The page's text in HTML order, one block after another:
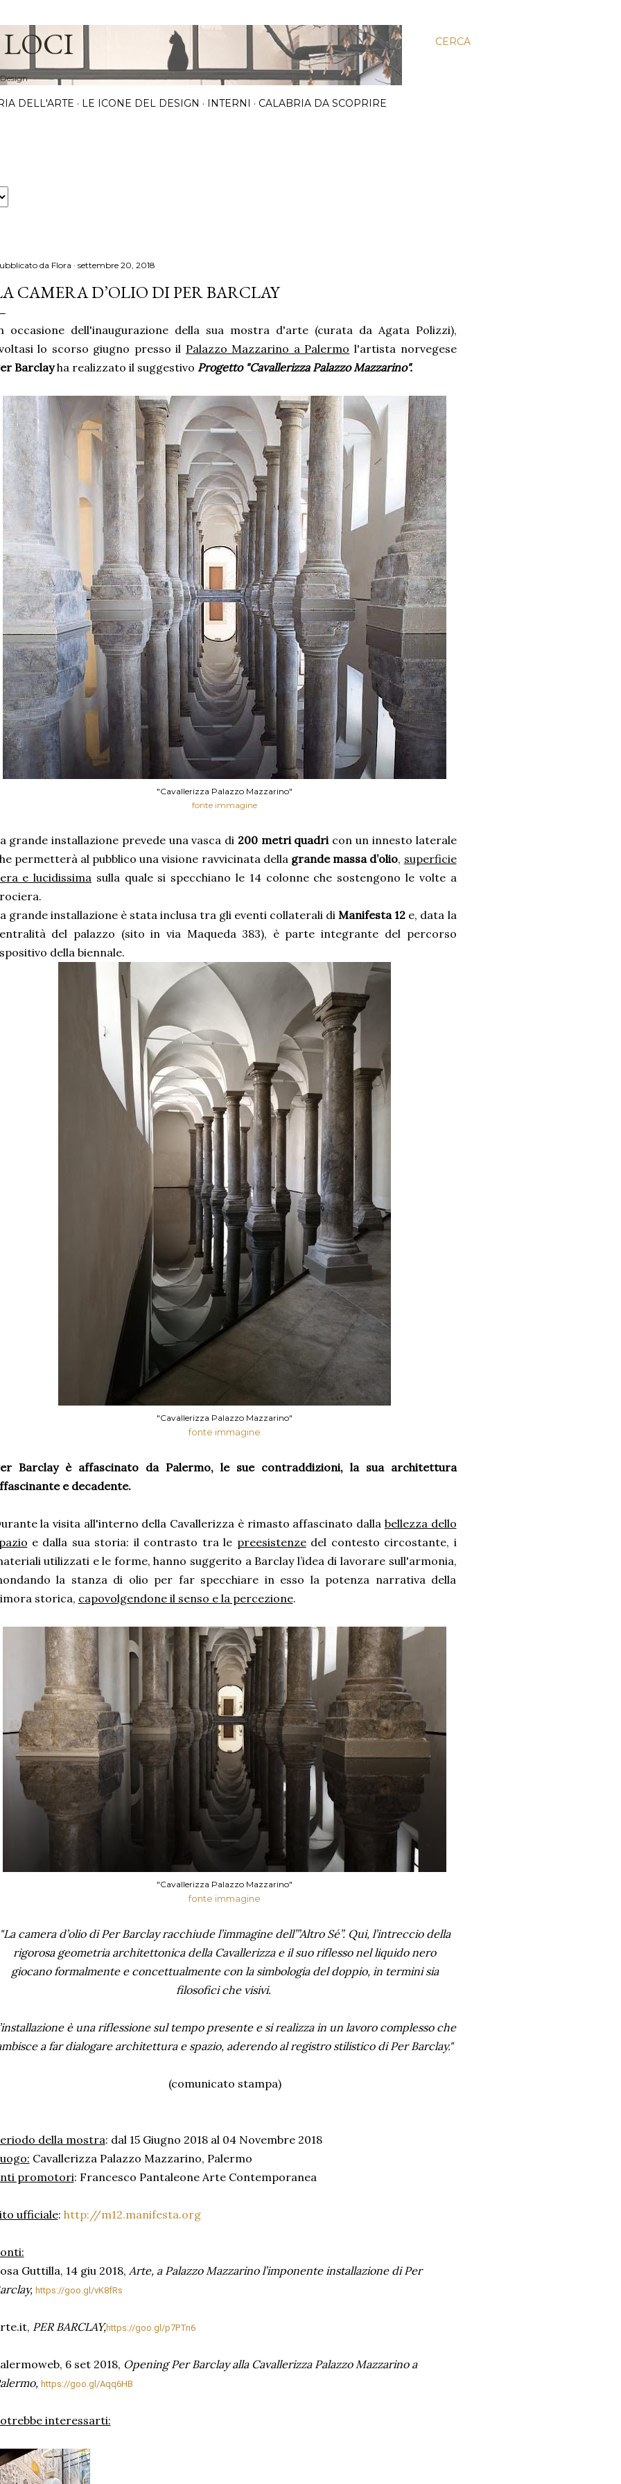
CERCA
DELL'ARTE LE ICONE DEL DESIGN INTERNI CALABRIA DA SCOPRIRE
da Flora settembre 20, 2018
CAMERA D’OLIO DI PER BARCLAY
occasione dell'inaugurazione della sua mostra d'arte (curata da Agata Polizzi),
lo scorso giugno presso il Palazzo Mazzarino a Palermo l'artista norvegese
Barclayha realizzato il suggestivo Progetto "Cavallerizza Palazzo Mazzarino".
"Cavallerizza Palazzo Mazzarino"
fonte immagine
grande installazione prevede una vasca di 200 metri quadri con un innesto laterale
permetterà al pubblico una visione ravvicinata della grande massa d’olio, superficie
e lucidissima sulla quale si specchiano le 14 colonne che sostengono le volte a
grande installazione è stata inclusa tra gli eventi collaterali diManifesta 12 e, data la
del palazzo (sito in via Maqueda 383), è parte integrante del percorso
della biennale.
"Cavallerizza Palazzo Mazzarino"
fonte immagine
Barclay è affascinato da Palermo, le sue contraddizioni, la sua architettura
e decadente.
la visita all'interno della Cavallerizza è rimasto affascinato dalla bellezza dello
e dalla sua storia: il contrasto tra le preesistenzedel contesto circostante, i
utilizzati e le forme, hanno suggerito a Barclay l’idea di lavorare sull'armonia,
la stanza di olio per far specchiare in esso la potenza narrativa della
storica, capovolgendone il senso e la percezione.
"Cavallerizza Palazzo Mazzarino"
fonte immagine
camera d’olio di Per Barclay racchiude l’immagine dell’”Altro Sé”. Qui, l’intreccio della
rigorosa geometria architettonica della Cavallerizza e il suo riflesso nel liquido nero
giocano formalmente e concettualmente con la simbologia del doppio, in termini sia
filosofici che visivi.
è una riflessione sul tempo presente e si realizza in un lavoro complesso che
a far dialogare architettura e spazio, aderendo al registro stilistico di Per Barclay."
(comunicato stampa)
della mostra: dal 15 Giugno 2018 al 04 Novembre 2018
Cavallerizza Palazzo Mazzarino, Palermo
promotori: Francesco Pantaleone Arte Contemporanea
ufficiale: http://m12.manifesta.org
Guttilla, 14 giu 2018, Arte, a Palazzo Mazzarino l’imponente installazione di Per
https://goo.gl/vK8fRs
PER BARCLAY,https://goo.gl/p7PTn6
6 set 2018, Opening Per Barclay alla Cavallerizza Palazzo Mazzarino a
https://goo.gl/Aqq6HB
interessarti: